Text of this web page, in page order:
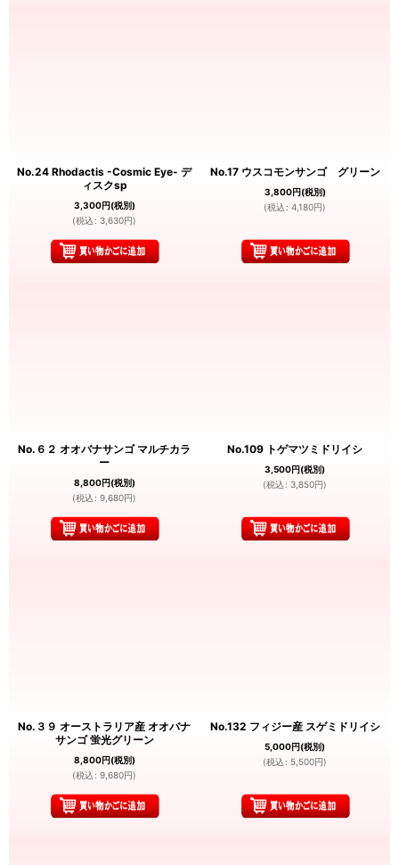
No.24 Rhodactis -Cosmic Eye- デ
ィスクsp
3,300円(税別)
(税込 : 3,630円)
No.17 ウスコモンサンゴ グリーン
3,800円(税別)
(税込 : 4,180円)
No.６２ オオバナサンゴ マルチカラ
ー
8,800円(税別)
(税込 : 9,680円)
No.109 トゲマツミドリイシ
3,500円(税別)
(税込 : 3,850円)
No.３９ オーストラリア産 オオバナ
サンゴ 蛍光グリーン
8,800円(税別)
(税込 : 9,680円)
No.132 フィジー産 スゲミドリイシ
5,000円(税別)
(税込 : 5,500円)